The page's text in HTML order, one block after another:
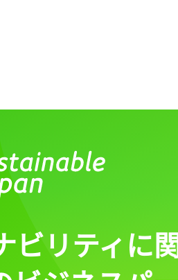
ビリティに